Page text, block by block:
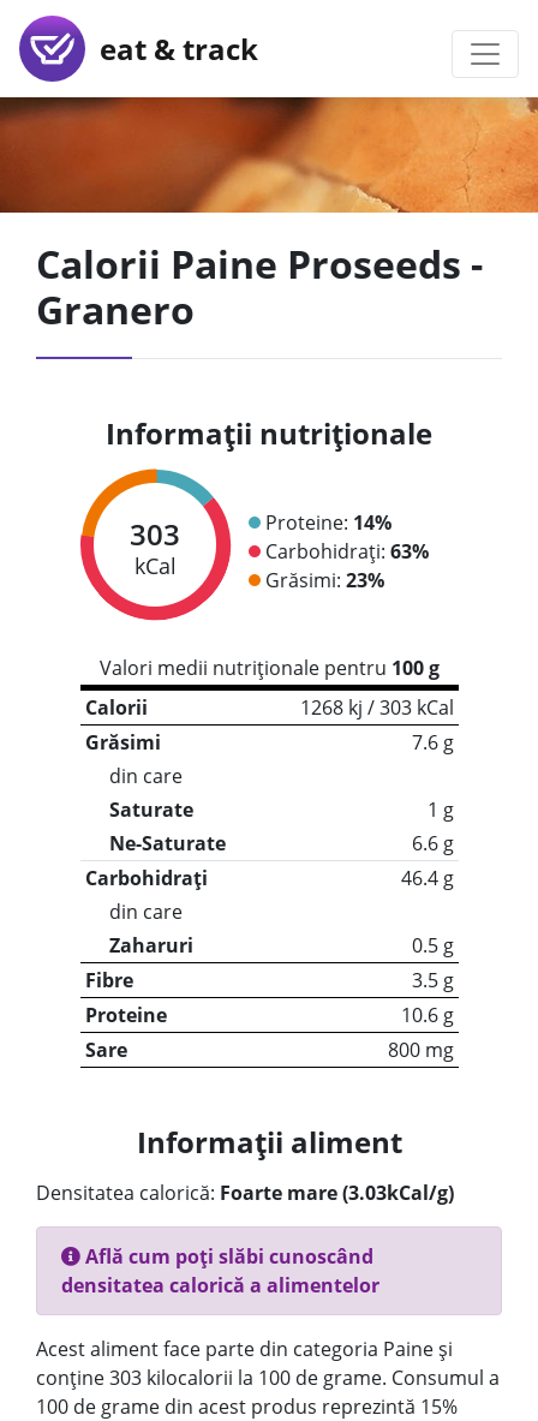
eat & track
Calorii Paine Proseeds -
Granero
Informații nutriționale
303
kCal
Proteine: 14%
Carbohidrați: 63%
Grăsimi: 23%
Valori medii nutriționale pentru 100 g
Calorii
1268 kj / 303 kCal
Grăsimi
7.6 g
din care
Saturate
1 g
Ne-Saturate
6.6 g
Carbohidrați
46.4 g
din care
Zaharuri
0.5 g
Fibre
3.5 g
Proteine
10.6 g
Sare
800 mg
Informații aliment
Densitatea calorică: Foarte mare (3.03kCal/g)
Află cum poți slăbi cunoscând
densitatea calorică a alimentelor
Acest aliment face parte din categoria Paine și
conține 303 kilocalorii la 100 de grame. Consumul a
100 de grame din acest produs reprezintă 15%